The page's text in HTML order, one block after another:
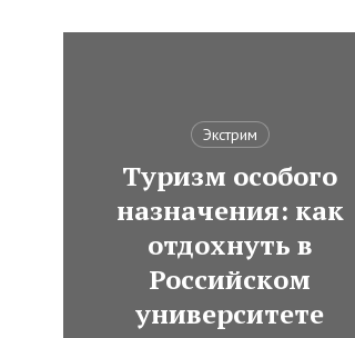
Экстрим
Туризм особого
назначения: как
отдохнуть в
Российском
университете